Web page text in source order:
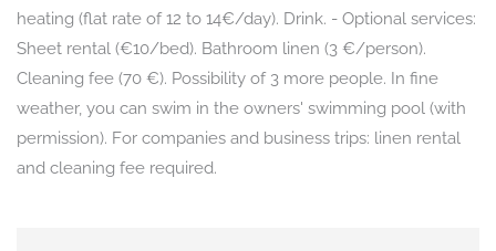
heating (flat rate of 12 to 14€/day). Drink. - Optional services:
Sheet rental (€10/bed). Bathroom linen (3 €/person).
Cleaning fee (70 €). Possibility of 3 more people. In fine
weather, you can swim in the owners' swimming pool (with
permission). For companies and business trips: linen rental
and cleaning fee required.